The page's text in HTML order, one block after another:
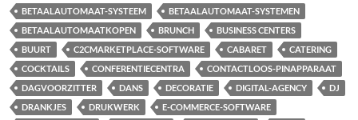
BETAALAUTOMAAT-SYSTEEM
BETAALAUTOMAAT-SYSTEMEN
BETAALAUTOMAATKOPEN
BRUNCH
BUSINESS CENTERS
BUURT
C2CMARKETPLACE-SOFTWARE CABARET
CATERING
COCKTAILS
CONFERENTIECENTRA
CONTACTLOOS-PINAPPARAAT
DAGVOORZITTER
DANS DECORATIE DIGITAL-AGENCY
DJ
DRANKJES
DRUKWERK
E-COMMERCE-SOFTWARE